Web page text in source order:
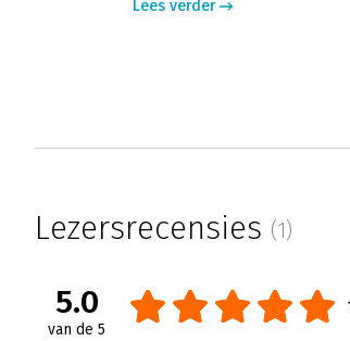
Lees verder
Lezersrecensies (1)
5.0
van de 5